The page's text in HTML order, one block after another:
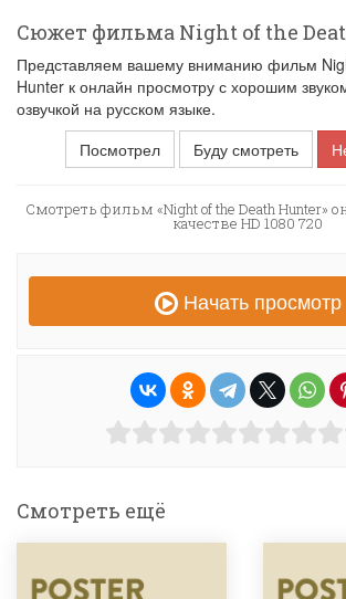
Сюжет фильма Night of the
Представляем вашему вниманию фильм
Hunter к онлайн просмотру с хорошим
озвучкой на русском языке.
Посмотрел
Буду смотреть
Смотреть фильм «Night of the Death Hunter»
качестве HD 1080 720
Начать просмотр
Смотреть ещё